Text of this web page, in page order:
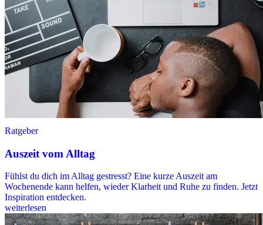
Ratgeber
Auszeit vom Alltag
Fühlst du dich im Alltag gestresst? Eine kurze Auszeit am
Wochenende kann helfen, wieder Klarheit und Ruhe zu finden. Jetzt
Inspiration entdecken.
weiterlesen